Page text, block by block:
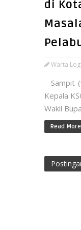
di
Warta
Sampit
Kepala
Wakil
Read More